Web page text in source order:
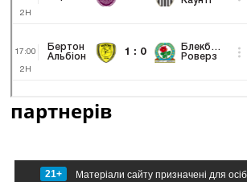
партнерів
21+ Матеріали сайту призначені для